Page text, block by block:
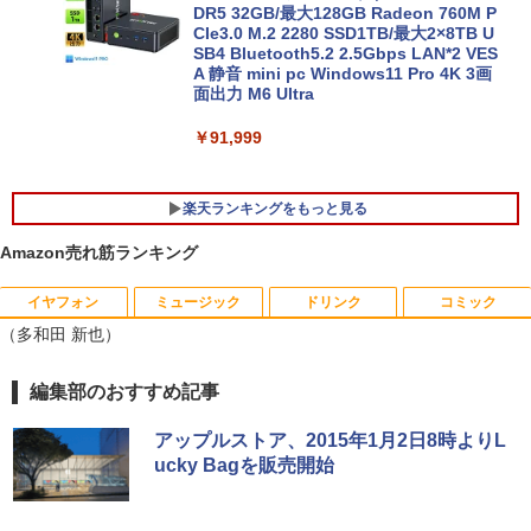
ン VETESA Intel Celeron 6500Y メモリ
ー:8GB SSD:1TB最大 15.6インチ 15.6型
フルHD液晶 テンキー付き 日本語キーボ
ードwindows11搭載 office2024付き 初
期設定済 IPS広視野角 無線機能 超軽量 P
DR5 32GB/最大128GB Radeon 760M P
CIe3.0 M.2 2280 SSD1TB/最大2×8TB U
SB4 Bluetooth5.2 2.5Gbps LAN*2 VES
A 静音 mini pc Windows11 Pro 4K 3画
面出力 M6 Ultra
￥91,999
楽天ランキングをもっと見る
1
中古モニター | 液晶ディスプレイ | PHILI
VI-D・HDMI) | VGAケーブル・電源ケー
￥5,980
1
新版正しい家計管理 正しい家計管理長
￥3,135
2
あなたが誰かを殺した （講談社文庫） [
Amazon売れ筋ランキング
イヤフォン
Anker Soundcore P40i オフホワイト
￥7,990
ミュージック
BRUCE WAYNE feat. Flo Milli, ATL Jacob
[Explicit]
￥250
ドリンク
by Amazon 天然水 ラベルレス 500ml ×24本
富士山の天然水 バナジウム含有 水 ミネラル
ウォーター ペットボトル 静岡県産 500ミリリ
ットル (Smart Basic)
コミック
薬屋のひとりごと 17巻 (デジタル版ビッグガ
ンガンコミックス)
￥770
（多和田 新也）
編集部のおすすめ記事
アップルストア、2015年1月2日8時よりL
ucky Bagを販売開始